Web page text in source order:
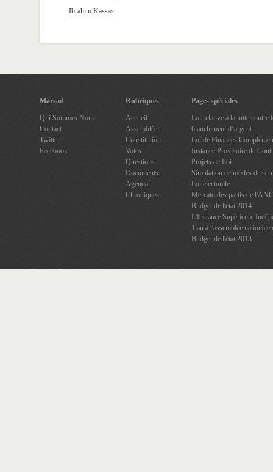
Ibrahim Kassas
Marsad
Qui Sommes Nous
Contact
Twitter
Facebook
Rubriques
Accueil
Assemblée
Constitution
Votes
Questions
Documents
Agenda
Chroniques
Pages spéciales
Loi relative à la lutte contre
blanchiment d’argent
Loi de Finances
Instance Provisoire de
Projets de Loi
Simulation de modes de
Loi électorale
Mercato des partis de l'ANC
Budget de l'état 2014
L'Instance Supérieure
1 an à l'assemblée nationale
Budget de l'état 2013